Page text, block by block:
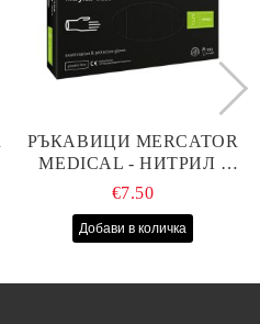
РЪКАВИЦИ MERCATOR
MEDICAL - НИТРИЛ -
ЧЕРНИ - S - 100БР
€7.50